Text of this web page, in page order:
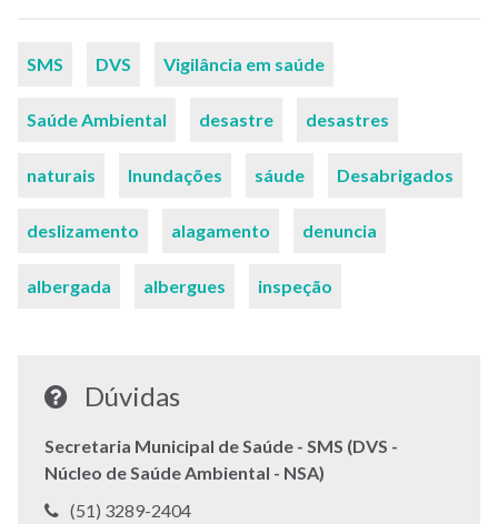
Palavras-
SMS DVS Vigilância em saúde
Saúde Ambiental desastre desastres
naturais Inundações sáude Desabrigados
deslizamento alagamento denuncia
albergada albergues inspeção
Dúvidas
Secretaria Municipal de Saúde - SMS (DVS -
Núcleo de Saúde Ambiental - NSA)
Telefone:
(51) 3289-2404